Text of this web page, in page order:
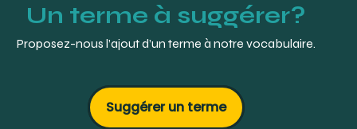
Un terme à suggérer?
Proposez-nous l’ajout d’un terme à notre vocabulaire.
Suggérer un terme